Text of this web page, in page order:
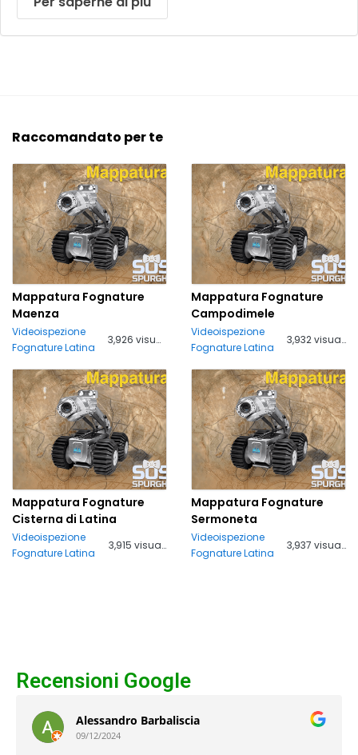
Raccomandato per te
Mappatura Fognature
Maenza
Videoispezione
Fognature Latina
3,926 visualizzazioni
Mappatura Fognature
Campodimele
Videoispezione
Fognature Latina
3,932 visualizzazioni
Mappatura Fognature
Cisterna di Latina
Videoispezione
Fognature Latina
3,915 visualizzazioni
Mappatura Fognature
Sermoneta
Videoispezione
Fognature Latina
3,937 visualizzazioni
Recensioni Google
Alessandro Barbaliscia
09/12/2024